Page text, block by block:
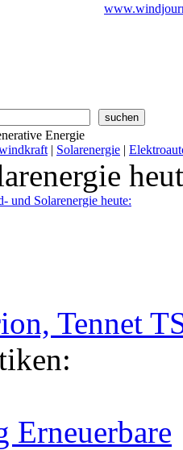
Energie
| Solarenergie |
und Solarenergie heute:
Tennet
Erneuerbare